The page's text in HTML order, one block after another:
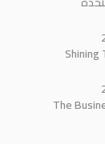
Shining
The